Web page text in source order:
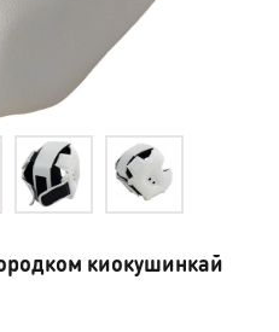
киокушинкай